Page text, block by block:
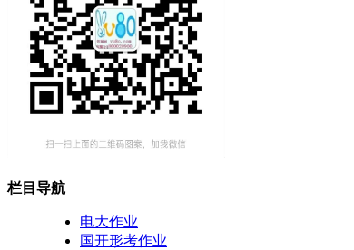
栏目导航
电大作业
国开形考作业